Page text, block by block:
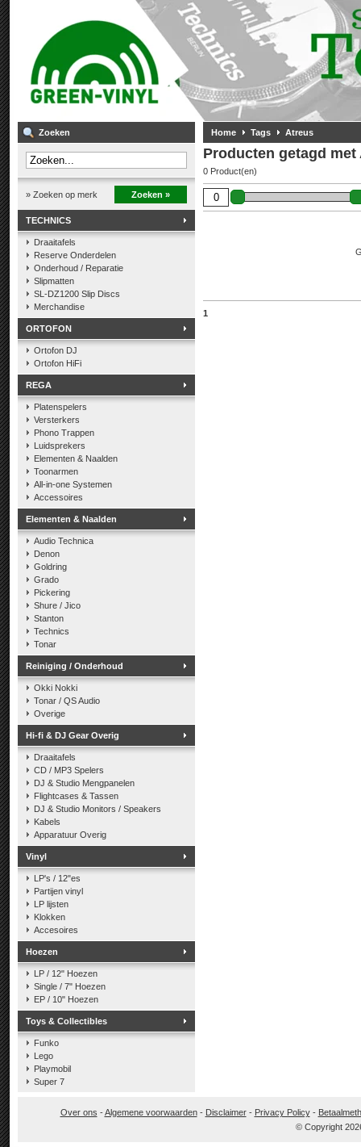
Zoeken
» Zoeken op merk Zoeken »
TECHNICS
Draaitafels
Reserve Onderdelen
Onderhoud / Reparatie
Slipmatten
SL-DZ1200 Slip Discs
Merchandise
ORTOFON
Ortofon DJ
Ortofon HiFi
REGA
Platenspelers
Versterkers
Phono Trappen
Luidsprekers
Elementen & Naalden
Toonarmen
All-in-one Systemen
Accessoires
Elementen & Naalden
Audio Technica
Denon
Goldring
Grado
Pickering
Shure / Jico
Stanton
Technics
Tonar
Reiniging / Onderhoud
Okki Nokki
Tonar / QS Audio
Overige
Hi-fi & DJ Gear Overig
Draaitafels
CD / MP3 Spelers
DJ & Studio Mengpanelen
Flightcases & Tassen
DJ & Studio Monitors / Speakers
Kabels
Apparatuur Overig
Vinyl
LP's / 12"es
Partijen vinyl
LP lijsten
Klokken
Accesoires
Hoezen
LP / 12" Hoezen
Single / 7" Hoezen
EP / 10" Hoezen
Toys & Collectibles
Funko
Lego
Playmobil
Super 7
Home Tags Atreus
Producten getagd met
0 Product(en)
1
Over ons -Algemene voorwaarden- Disclaimer- Privacy Policy-
© Copyright